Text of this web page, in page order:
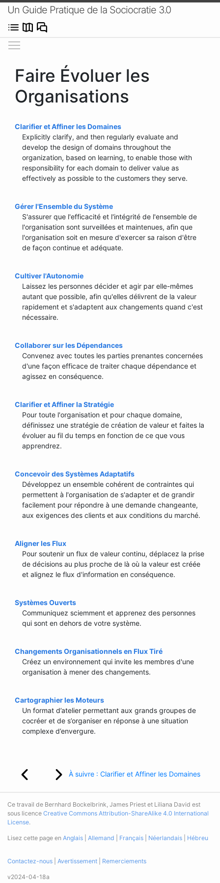
Un Guide Pratique de la Sociocratie 3.0
Faire Évoluer les
Organisations
Clarifier et Affiner les Domaines
Explicitly clarify, and then regularly evaluate and
develop the design of domains throughout the
organization, based on learning, to enable those with
responsibility for each domain to deliver value as
effectively as possible to the customers they serve.
Gérer l'Ensemble du Système
S'assurer que l'efficacité et l'intégrité de l'ensemble de
l'organisation sont surveillées et maintenues, afin que
l'organisation soit en mesure d'exercer sa raison d'être
de façon continue et adéquate.
Cultiver l'Autonomie
Laissez les personnes décider et agir par elle-mêmes
autant que possible, afin qu'elles délivrent de la valeur
rapidement et s'adaptent aux changements quand c'est
nécessaire.
Collaborer sur les Dépendances
Convenez avec toutes les parties prenantes concernées
d'une façon efficace de traiter chaque dépendance et
agissez en conséquence.
Clarifier et Affiner la Stratégie
Pour toute l'organisation et pour chaque domaine,
définissez une stratégie de création de valeur et faites la
évoluer au fil du temps en fonction de ce que vous
apprendrez.
Concevoir des Systèmes Adaptatifs
Développez un ensemble cohérent de contraintes qui
permettent à l'organisation de s'adapter et de grandir
facilement pour répondre à une demande changeante,
aux exigences des clients et aux conditions du marché.
Aligner les Flux
Pour soutenir un flux de valeur continu, déplacez la prise
de décisions au plus proche de là où la valeur est créée
et alignez le flux d'information en conséquence.
Systèmes Ouverts
Communiquez sciemment et apprenez des personnes
qui sont en dehors de votre système.
Changements Organisationnels en Flux Tiré
Créez un environnement qui invite les membres d'une
organisation à mener des changements.
Cartographier les Moteurs
Un format d’atelier permettant aux grands groupes de
cocréer et de s’organiser en réponse à une situation
complexe d’envergure.
À suivre : Clarifier et Affiner les Domaines
Ce travail de Bernhard Bockelbrink, James Priest et Liliana David est
sous licence Creative Commons Attribution-ShareAlike 4.0 International
License.
Lisez cette page en Anglais Allemand Français Néerlandais Hébreu
Contactez-nous Avertissement Remerciements
v2024-04-18a